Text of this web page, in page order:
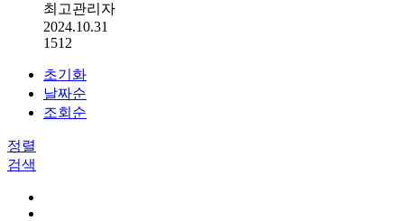
최고관리자
2024.10.31
1512
초기화
날짜순
조회순
정렬
검색